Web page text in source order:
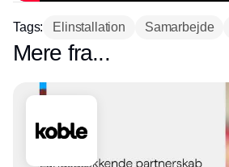
Tags: Elinstallation Samarbejde
Mere fra...